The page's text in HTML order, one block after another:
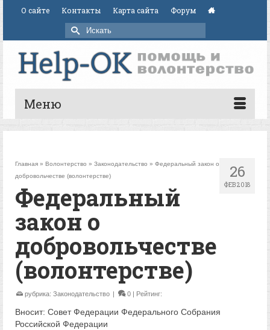
О сайте Контакты Карта сайта
Форум
Искать:
Меню
26
ФЕВ 2018
Главная » Волонтерство » Законодательство » Федеральный закон о
добровольчестве (волонтерстве)
Федеральный
закон о
добровольчестве
(волонтерстве)
рубрика: Законодательство | 0 | Рейтинг:
Вносит: Совет Федерации Федерального Собрания
Российской Федерации